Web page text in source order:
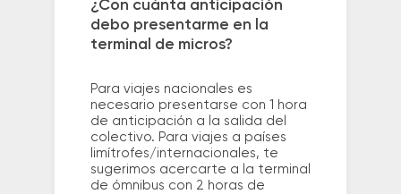
¿Con cuánta anticipación
debo presentarme en la
terminal de micros?
Para viajes nacionales es
necesario presentarse con 1 hora
de anticipación a la salida del
colectivo. Para viajes a países
limítrofes/internacionales, te
sugerimos acercarte a la terminal
de ómnibus con 2 horas de